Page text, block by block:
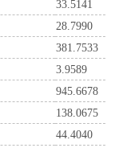
33.5141
28.7990
381.7533
3.9589
945.6678
138.0675
44.4040